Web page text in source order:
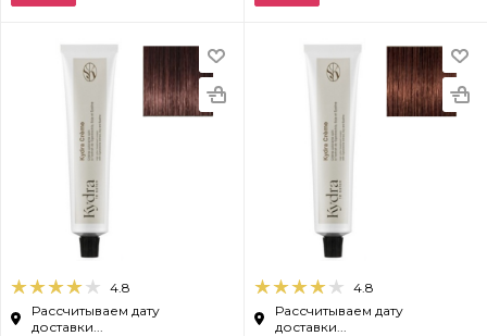
4.8
Рассчитываем дату
доставки...
4.8
Рассчитываем дату
доставки...